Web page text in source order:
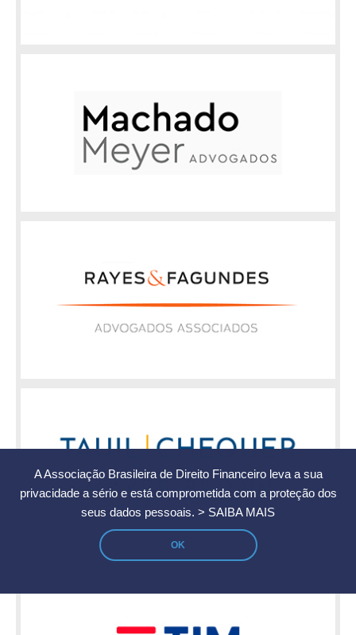
A Associação Brasileira de Direito Financeiro leva a sua
privacidade a sério e está comprometida com a proteção dos
seus dados pessoais. > SAIBA MAIS
OK